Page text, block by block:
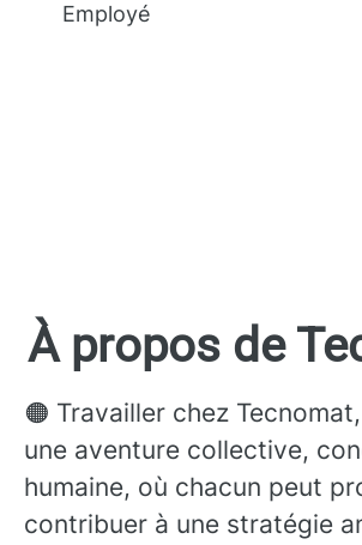
Employé
À propos de
🟠 Travailler chez
une aventure collective,
humaine, où chacun peut
contribuer à une stratégie